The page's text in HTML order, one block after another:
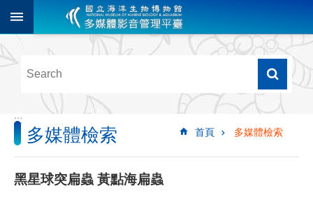
跳到主要內容區塊
階
尋
多
媒
體
檢
:::
首頁 多媒體檢索
多媒體檢索
黑星球突扁蟲 黃點海扁蟲